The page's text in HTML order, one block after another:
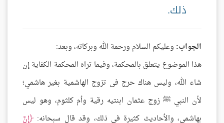
ذلك.
الجواب: وعليكم السلام ورحمة الله وبركاته، وبعد:
هذا الموضوع يتعلق بالمحكمة، وفيما تراه المحكمة الكفاية إن
شاء الله، وليس هناك حرج فى تزوج الهاشمية بغير هاشمي؛
لأن النبي ﷺ زوج عثمان ابنتيه رقية وأم كلثوم، وهو ليس
بهاشمي، والأحاديث كثيرة في ذلك، وقد قال سبحانه: إِنَّ